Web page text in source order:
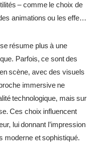
– comme le choix de
animations ou les effets
en ligne utilisent par
pour inviter à la
ultramodernes préféreront
chaque
résume plus à une
Parfois, ce sont des
scène, avec des visuels
immersive ne
technologique, mais sur
Ces choix influencent
lui donnant l’impression
moderne et sophistiqué.